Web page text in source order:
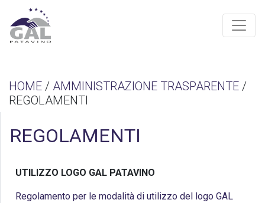
HOME / AMMINISTRAZIONE TRASPARENTE /
REGOLAMENTI
REGOLAMENTI
UTILIZZO LOGO GAL PATAVINO
Regolamento per le modalità di utilizzo del logo GAL